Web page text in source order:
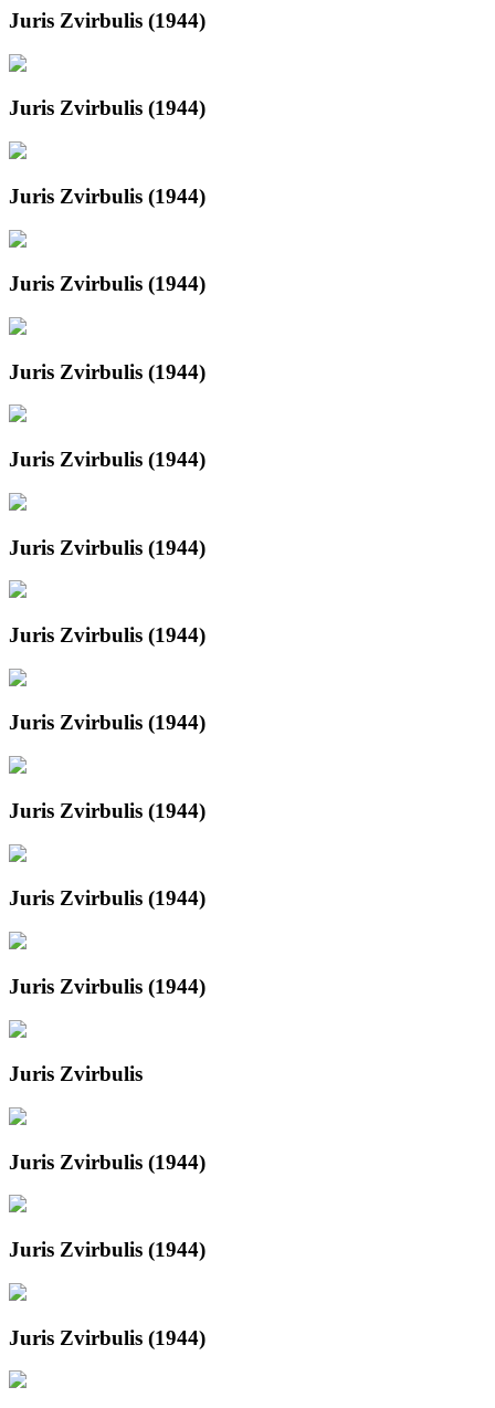
Juris Zvirbulis (1944)
Juris Zvirbulis (1944)
Juris Zvirbulis (1944)
Juris Zvirbulis (1944)
Juris Zvirbulis (1944)
Juris Zvirbulis (1944)
Juris Zvirbulis (1944)
Juris Zvirbulis (1944)
Juris Zvirbulis (1944)
Juris Zvirbulis (1944)
Juris Zvirbulis (1944)
Juris Zvirbulis (1944)
Juris Zvirbulis
Juris Zvirbulis (1944)
Juris Zvirbulis (1944)
Juris Zvirbulis (1944)